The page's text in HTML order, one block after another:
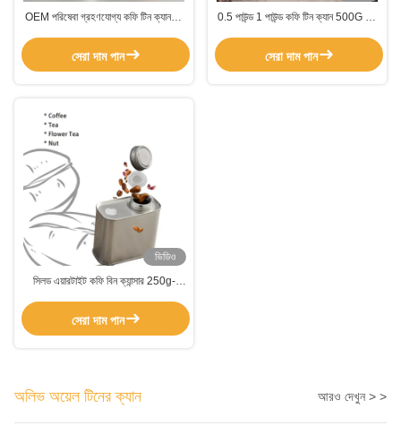
OEM পরিষেবা গ্রহণযোগ্য কফি টিন ক্যানগুলি
স্টোরেজ এবং প্যাকেজিং সমাধানগুলির জন্য আদর্শ
সেরা দাম পান
0.5 পাউন্ড 1 পাউন্ড কফি টিন ক্যান 500G ধাতু
সেরা দাম পান
ভিডিও
সিলড এয়ারটাইট কফি বিন ক্যান্সার 250g-
সেরা দাম পান
অলিভ অয়েল টিনের ক্যান আরও দেখুন > >